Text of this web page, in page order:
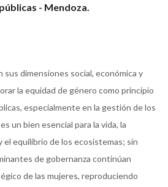
- Mendoza.
dimensiones social, económica y
la equidad de género como principio
especialmente en la gestión de los
un bien esencial para la vida, la
equilibrio de los ecosistemas; sin
de gobernanza continúan
de las mujeres, reproduciendo